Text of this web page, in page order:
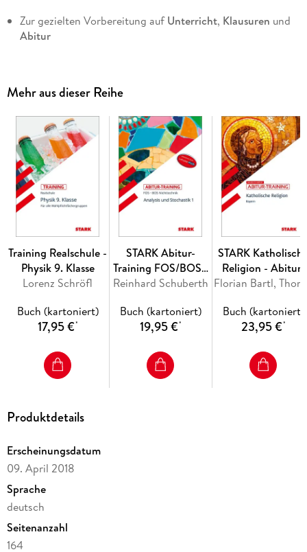
Zur gezielten Vorbereitung aufUnterricht, Klausuren und
Abitur
Verständlich formulierte Erklärungen
Matrizen
Schrittweise vorgerechnete Beispiele
Tippsfür den Einsatz desgrafikfähigen Taschenrechners
(GTR)
Zahlreiche Aufgabenzur Beschreibung und Analyse von
Rechenschritten zu allen Aufgaben
Mustertestszur selbstständigen Wissensüberprüfung inkl.
Mehr aus dieser Reihe
Training Realschule -
Physik 9. Klasse
Lorenz Schröfl
Buch (kartoniert)
17,95 €*
STARK Abitur-
Training FOS/BOS -
Mathematik Bayern
Nichttechnik, Band
1
Reinhard Schuberth
Buch (kartoniert)
19,95 €*
STARK
Religion - Abitur-
Training Bayern
Buch (kartoniert)
23,95 €*
Produktdetails
Erscheinungsdatum
09. April 2018
Sprache
deutsch
Seitenanzahl
164